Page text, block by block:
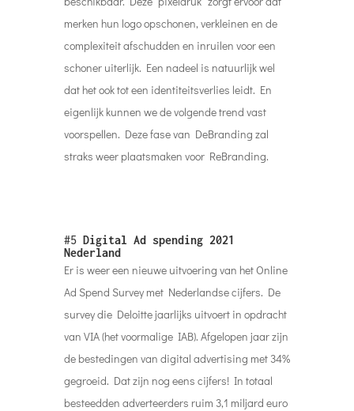
merken hun logo opschonen, verkleinen en de
complexiteit afschudden en inruilen voor een
schoner uiterlijk. Een nadeel is natuurlijk wel
dat het ook tot een identiteitsverlies leidt. En
eigenlijk kunnen we de volgende trend vast
voorspellen. Deze fase van DeBranding zal
straks weer plaatsmaken voor ReBranding.
#5 Digital Ad spending 2021
Nederland
Er is weer een nieuwe uitvoering van het Online
Ad Spend Survey met Nederlandse cijfers. De
survey die Deloitte jaarlijks uitvoert in opdracht
van VIA (het voormalige IAB). Afgelopen jaar zijn
de bestedingen van digital advertising met 34%
gegroeid. Dat zijn nog eens cijfers! In totaal
besteedden adverteerders ruim 3,1 miljard euro